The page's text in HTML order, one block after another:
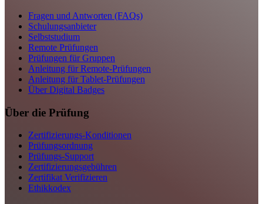
Fragen und Antworten (FAQs)
Schulungsanbieter
Selbststudium
Remote Prüfungen
Prüfungen für Gruppen
Anleitung für Remote-Prüfungen
Anleitung für Tablet-Prüfungen
Über Digital Badges
Über die Prüfung
Zertifizierungs-Konditionen
Prüfungsordnung
Prüfungs-Support
Zertifizierungsgebühren
Zertifikat Verifizieren
Ethikkodex